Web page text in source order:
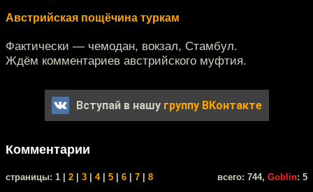
Австрийская пощёчина туркам
Фактически — чемодан, вокзал, Стамбул.
Ждём комментариев австрийского муфтия.
Вступай в нашу группу ВКонтакте
Комментарии
cтраницы: 1 | 2 3 4| 5 6 7 8 всего: 744, Goblin: 5